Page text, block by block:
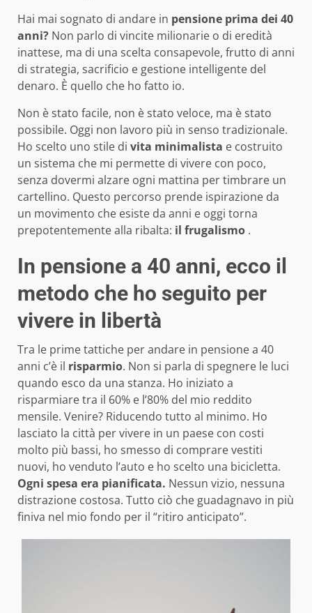
Hai mai sognato di andare in pensione prima dei 40
anni? Non parlo di vincite milionarie o di eredità
inattese, ma di una scelta consapevole, frutto di anni
di strategia, sacrificio e gestione intelligente del
denaro. È quello che ho fatto io.
Non è stato facile, non è stato veloce, ma è stato
possibile. Oggi non lavoro più in senso tradizionale.
Ho scelto uno stile di vita minimalista e costruito
un sistema che mi permette di vivere con poco,
senza dovermi alzare ogni mattina per timbrare un
cartellino. Questo percorso prende ispirazione da
un movimento che esiste da anni e oggi torna
prepotentemente alla ribalta: il frugalismo .
In pensione a 40 anni, ecco il
metodo che ho seguito per
vivere in libertà
Tra le prime tattiche per andare in pensione a 40
anni c’è il risparmio. Non si parla di spegnere le luci
quando esco da una stanza. Ho iniziato a
risparmiare tra il 60% e l’80% del mio reddito
mensile. Venire? Riducendo tutto al minimo. Ho
lasciato la città per vivere in un paese con costi
molto più bassi, ho smesso di comprare vestiti
nuovi, ho venduto l’auto e ho scelto una bicicletta.
Ogni spesa era pianificata. Nessun vizio, nessuna
distrazione costosa. Tutto ciò che guadagnavo in più
finiva nel mio fondo per il “ritiro anticipato”.